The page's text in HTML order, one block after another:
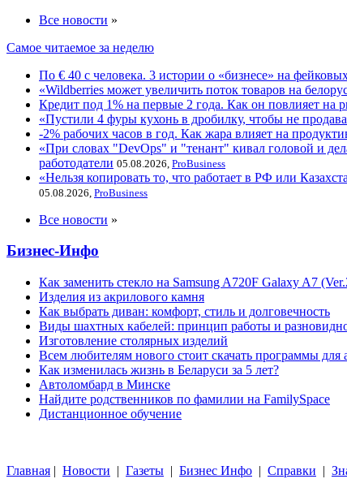
Все новости »
Самое читаемое за неделю
По € 40 с человека. 3 истории о «бизнесе» на
«Wildberries может увеличить поток товаров на
Кредит под 1% на первые 2 года. Как он повлияет
«Пустили 4 фуры кухонь в дробилку, чтобы не
-2% рабочих часов в год. Как жара влияет на
«При словах "DevOps" и "тенант" кивал головой и
работодатели 05.08.2026, ProBusiness
«Нельзя копировать то, что работает в РФ или
05.08.2026, ProBusiness
Все новости »
Бизнес-Инфо
Как заменить стекло на Samsung A720F Galaxy A7
Изделия из акрилового камня
Как выбрать диван: комфорт, стиль и долговечность
Виды шахтных кабелей: принцип работы и
Изготовление столярных изделий
Всем любителям нового стоит скачать программы для
Как изменилась жизнь в Беларуси за 5 лет?
Автоломбард в Минске
Найдите родственников по фамилии на FamilySpace
Дистанционное обучение
Главная | Новости | Газеты | Бизнес Инфо | Справки |